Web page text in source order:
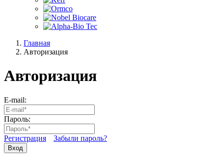
Главная
Авторизация
Авторизация
E-mail:
Пароль:
Регистрация Забыли пароль?
Вход